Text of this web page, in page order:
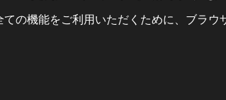
の機能をご利用いただくために、ブラウ